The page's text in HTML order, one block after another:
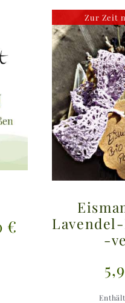
€ Preisspanne:
Zur Zeit
-
Enthält